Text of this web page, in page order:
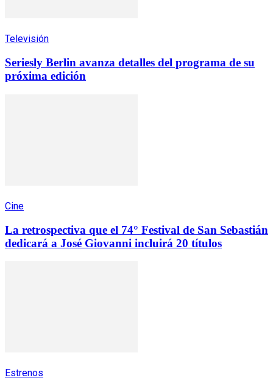
Televisión
Seriesly Berlin avanza detalles del programa de su
próxima edición
Cine
La retrospectiva que el 74° Festival de San Sebastián
dedicará a José Giovanni incluirá 20 títulos
Estrenos